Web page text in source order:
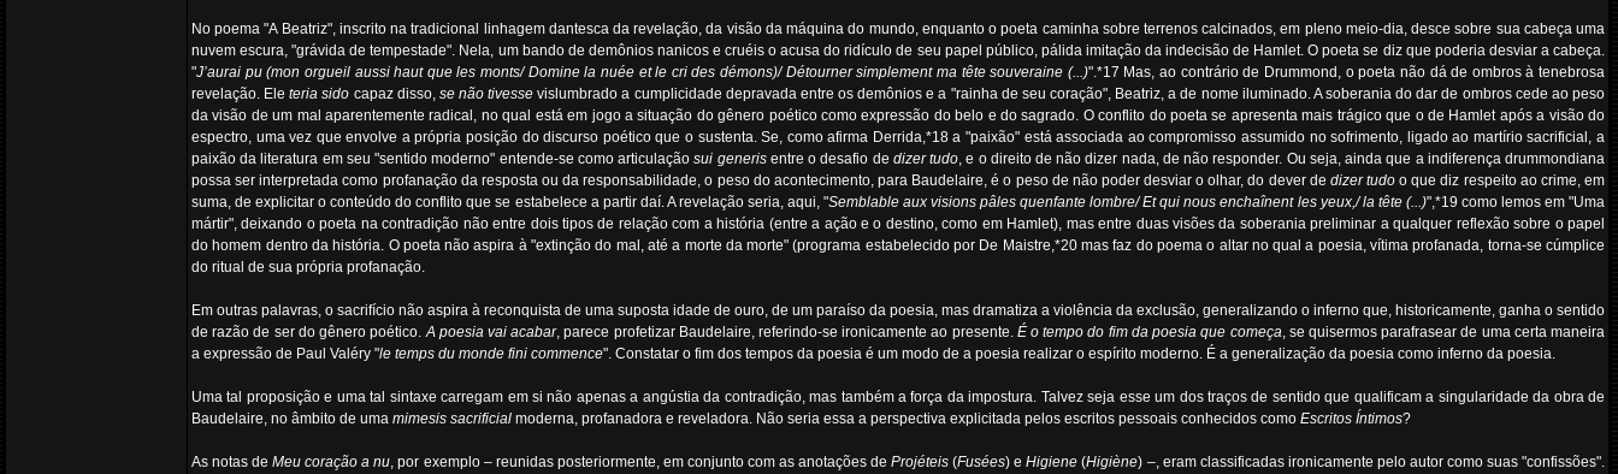
No poema "A Beatriz", inscrito na tradicional linhagem dantesca da revelação, da visão da máquina do mundo, enquanto o poeta caminha sobre terrenos calcinados, em pleno meio-dia, desce sobre sua cabeça uma
nuvem escura, "grávida de tempestade". Nela, um bando de demônios nanicos e cruéis o acusa do ridículo de seu papel público, pálida imitação da indecisão de Hamlet. O poeta se diz que poderia desviar a cabeça.
"J’aurai pu (mon orgueil aussi haut que les monts/ Domine la nuée et le cri des démons)/ Détourner simplement ma tête souveraine (...)".*17 Mas, ao contrário de Drummond, o poeta não dá de ombros à tenebrosa
revelação. Eleteria sido capaz disso, se não tivesse vislumbrado a cumplicidade depravada entre os demônios e a "rainha de seu coração", Beatriz, a de nome iluminado. A soberania do dar de ombros cede ao peso
da visão de um mal aparentemente radical, no qual está em jogo a situação do gênero poético como expressão do belo e do sagrado. O conflito do poeta se apresenta mais trágico que o de Hamlet após a visão do
espectro, uma vez que envolve a própria posição do discurso poético que o sustenta. Se, como afirma Derrida,*18 a "paixão" está associada ao compromisso assumido no sofrimento, ligado ao martírio sacrificial, a
paixão da literatura em seu "sentido moderno" entende-se como articulaçãosui generisentre o desafio de dizer tudo, e o direito de não dizer nada, de não responder. Ou seja, ainda que a indiferença drummondiana
possa ser interpretada como profanação da resposta ou da responsabilidade, o peso do acontecimento, para Baudelaire, é o peso de não poder desviar o olhar, do dever de dizer tudo o que diz respeito ao crime, em
suma, de explicitar o conteúdo do conflito que se estabelece a partir daí. A revelação seria, aqui, "Semblable aux visions pâles quenfante lombre/ Et qui nous enchaînent les yeux,/ la tête (...)",*19 como lemos em "Uma
mártir", deixando o poeta na contradição não entre dois tipos de relação com a história (entre a ação e o destino, como em Hamlet), mas entre duas visões da soberania preliminar a qualquer reflexão sobre o papel
do homem dentro da história. O poeta não aspira à "extinção do mal, até a morte da morte" (programa estabelecido por De Maistre,*20 mas faz do poema o altar no qual a poesia, vítima profanada, torna-se cúmplice
do ritual de sua própria profanação.
Em outras palavras, o sacrifício não aspira à reconquista de uma suposta idade de ouro, de um paraíso da poesia, mas dramatiza a violência da exclusão, generalizando o inferno que, historicamente, ganha o sentido
de razão de ser do gênero poético.A poesia vai acabar, parece profetizar Baudelaire, referindo-se ironicamente ao presente. É o tempo do fim da poesia que começa, se quisermos parafrasear de uma certa maneira
a expressão de Paul Valéry "le temps du monde fini commence". Constatar o fim dos tempos da poesia é um modo de a poesia realizar o espírito moderno. É a generalização da poesia como inferno da poesia.
Uma tal proposição e uma tal sintaxe carregam em si não apenas a angústia da contradição, mas também a força da impostura. Talvez seja esse um dos traços de sentido que qualificam a singularidade da obra de
Baudelaire, no âmbito de uma mimesis sacrificial moderna, profanadora e reveladora. Não seria essa a perspectiva explicitada pelos escritos pessoais conhecidos como Escritos Íntimos?
As notas deMeu coração a nu, por exemplo – reunidas posteriormente, em conjunto com as anotações deProjéteis (Fusées) eHigiene (Higiène) –, eram classificadas ironicamente pelo autor como suas "confissões".